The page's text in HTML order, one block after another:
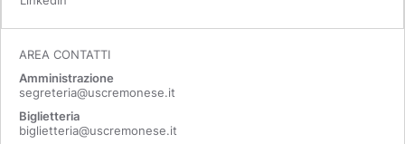
AREA CONTATTI
Amministrazione
segreteria@uscremonese.it
Biglietteria
biglietteria@uscremonese.it